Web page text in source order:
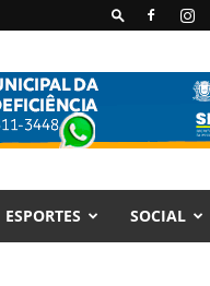
ESPORTES SOCIAL